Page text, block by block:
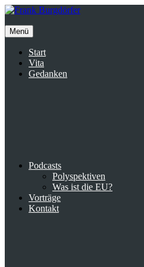
Inhalte
Menü
Start
Vita
Gedanken
Podcasts
Polyspektiven
Was ist die EU?
Vorträge
Kontakt